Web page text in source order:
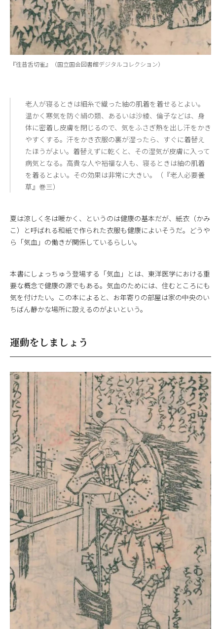
『徃昔舌切雀』（国立国会図書館デジタルコレクション）
老人が寝るときは細糸で織った紬の肌着を着せるとよい。
温かく寒気を防ぐ絹の類、あるいは沙綾、倫子などは、身
体に密着し皮膚を閉じるので、気をふさぎ熱を出し汗をかき
やすくする。汗をかき衣服の裏が湿ったら、すぐに着替え
たほうがよい。着替えずに乾くと、その湿気が皮膚に入って
病気となる。高貴な人や裕福な人も、寝るときは紬の肌着
を着るとよい。その効果は非常に大きい。（『老人必要養
草』巻三）
夏は涼しく冬は暖かく、というのは健康の基本だが、紙衣（かみ
こ）と呼ばれる和紙で作られた衣服も健康によいそうだ。どうや
ら「気血」の働きが関係しているらしい。
本書にしょっちゅう登場する「気血」とは、東洋医学における重
要な概念で健康の源でもある。気血のためには、住むところにも
気を付けたい。この本によると、お年寄りの部屋は家の中央のい
ちばん静かな場所に設えるのがよいという。
運動をしましょう